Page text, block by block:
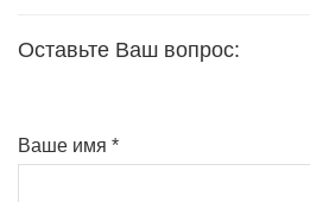
Оставьте Ваш вопрос:
Ваше имя *